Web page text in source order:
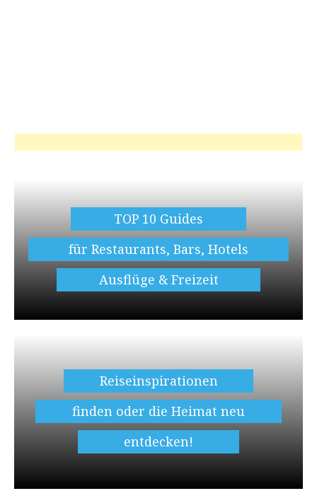
TOP 10 Guides
für Restaurants, Bars, Hotels
Ausflüge & Freizeit
Reiseinspirationen
finden oder die Heimat neu
entdecken!